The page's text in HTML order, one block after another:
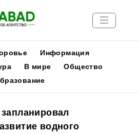
Информация
В мире
Общество
водного